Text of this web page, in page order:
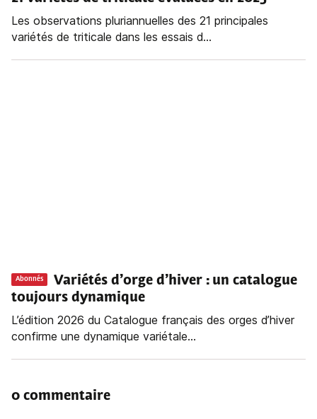
Les observations pluriannuelles des 21 principales
variétés de triticale dans les essais d...
Abonnés
Variétés d’orge d’hiver : un catalogue
toujours dynamique
L’édition 2026 du Catalogue français des orges d’hiver
confirme une dynamique variétale...
0 commentaire